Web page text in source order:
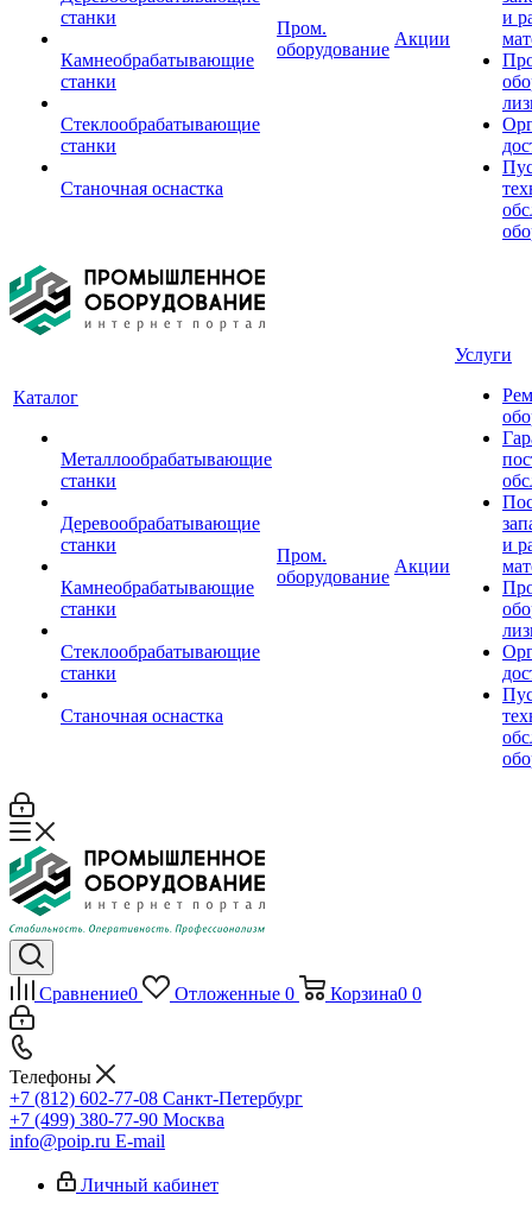
станки
Камнеобрабатывающие
станки
Стеклообрабатывающие
станки
Станочная оснастка
Пром.
оборудование
Акции
и
Каталог
Металлообрабатывающие
станки
Деревообрабатывающие
станки
Камнеобрабатывающие
станки
Стеклообрабатывающие
станки
Станочная оснастка
Пром.
оборудование
Акции
Услуги
и
Сравнение0 Отложенные 0 Корзина0 0
Телефоны
+7 (812) 602-77-08 Санкт-Петербург
+7 (499) 380-77-90 Москва
info@poip.ru E-mail
Личный кабинет